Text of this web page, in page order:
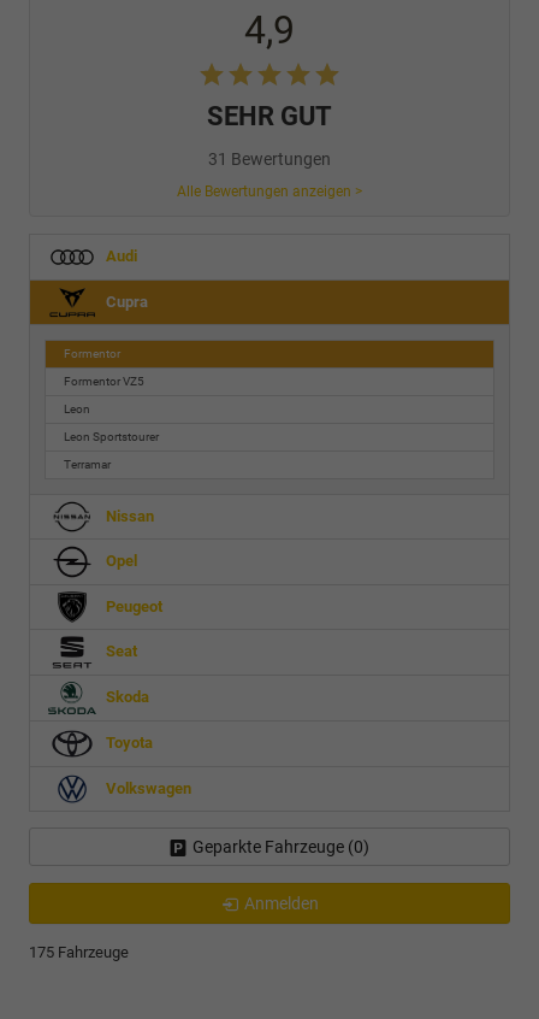
4,9
SEHR GUT
31 Bewertungen
Alle Bewertungen anzeigen >
Audi
Cupra
Formentor
Formentor VZ5
Leon
Leon Sportstourer
Terramar
Nissan
Opel
Peugeot
Seat
Skoda
Toyota
Volkswagen
Geparkte Fahrzeuge (0)
Anmelden
175 Fahrzeuge